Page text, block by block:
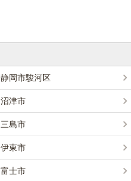
静岡市駿河区
沼津市
三島市
伊東市
富士市